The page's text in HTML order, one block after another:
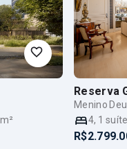
m²
Reserva
Menino
4, 1 suíte